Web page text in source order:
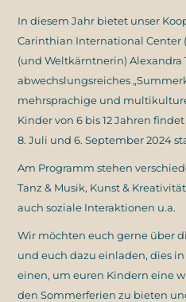
In diesem Jahr bietet unser
Carinthian International Center
(und Weltkärntnerin)
abwechslungsreiches
mehrsprachige und
Kinder von 6 bis 12 Jahren
8. Juli und 6. September 2024
Am Programm stehen
Tanz & Musik, Kunst &
auch soziale Interaktionen u.a.
Wir möchten euch gerne über
und euch dazu einladen, dies
einen, um euren Kindern eine
den Sommerferien zu bieten